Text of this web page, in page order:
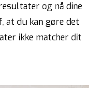
og nå dine
at du kan gøre det
ikke matcher dit